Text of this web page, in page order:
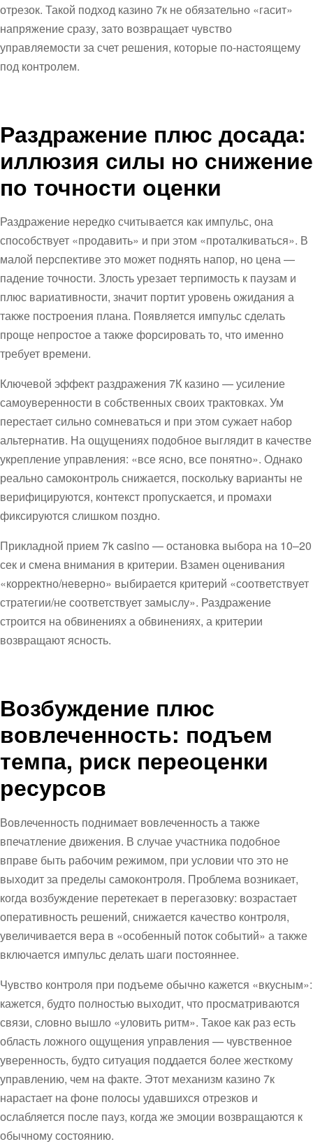
отрезок. Такой подход казино 7к не обязательно «гасит»
напряжение сразу, зато возвращает чувство
управляемости за счет решения, которые по-настоящему
под контролем.
Раздражение плюс досада:
иллюзия силы но снижение
по точности оценки
Раздражение нередко считывается как импульс, она
способствует «продавить» и при этом «проталкиваться». В
малой перспективе это может поднять напор, но цена —
падение точности. Злость урезает терпимость к паузам и
плюс вариативности, значит портит уровень ожидания а
также построения плана. Появляется импульс сделать
проще непростое а также форсировать то, что именно
требует времени.
Ключевой эффект раздражения 7К казино — усиление
самоуверенности в собственных своих трактовках. Ум
перестает сильно сомневаться и при этом сужает набор
альтернатив. На ощущениях подобное выглядит в качестве
укрепление управления: «все ясно, все понятно». Однако
реально самоконтроль снижается, поскольку варианты не
верифицируются, контекст пропускается, и промахи
фиксируются слишком поздно.
Прикладной прием 7k casino — остановка выбора на 10–20
сек и смена внимания в критерии. Взамен оценивания
«корректно/неверно» выбирается критерий «соответствует
стратегии/не соответствует замыслу». Раздражение
строится на обвинениях а обвинениях, а критерии
возвращают ясность.
Возбуждение плюс
вовлеченность: подъем
темпа, риск переоценки
ресурсов
Вовлеченность поднимает вовлеченность а также
впечатление движения. В случае участника подобное
вправе быть рабочим режимом, при условии что это не
выходит за пределы самоконтроля. Проблема возникает,
когда возбуждение перетекает в перегазовку: возрастает
оперативность решений, снижается качество контроля,
увеличивается вера в «особенный поток событий» а также
включается импульс делать шаги постояннее.
Чувство контроля при подъеме обычно кажется «вкусным»:
кажется, будто полностью выходит, что просматриваются
связи, словно вышло «уловить ритм». Такое как раз есть
область ложного ощущения управления — чувственное
уверенность, будто ситуация поддается более жесткому
управлению, чем на факте. Этот механизм казино 7к
нарастает на фоне полосы удавшихся отрезков и
ослабляется после пауз, когда же эмоции возвращаются к
обычному состоянию.